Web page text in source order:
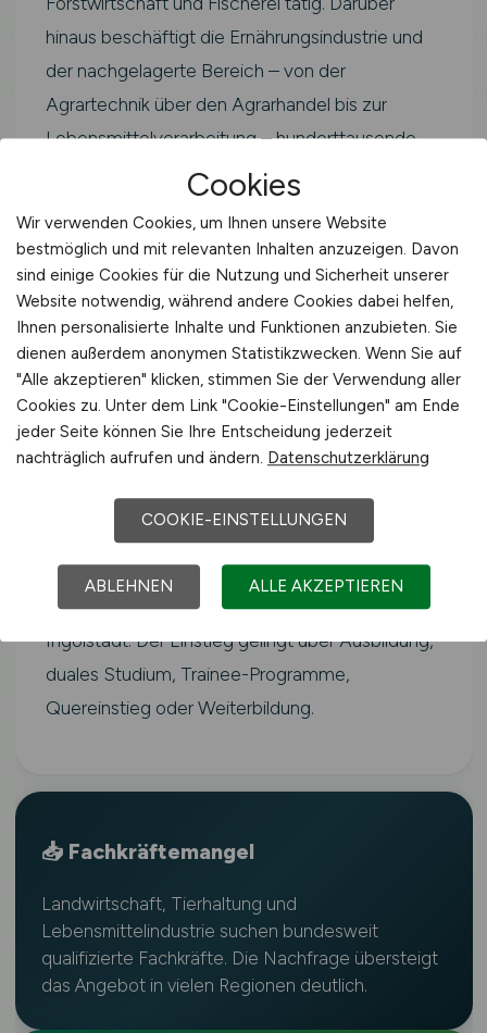
hinaus beschäftigt die Ernährungsindustrie und
der nachgelagerte Bereich – von der
Agrartechnik über den Agrarhandel bis zur
Lebensmittelverarbeitung – hunderttausende
weitere Fachkräfte.
Als Staudengaertner bzw. Staudengaertnerin
arbeitest du im Kernbereich der grünen Branche.
Typische Einsatzfelder sind landwirtschaftliche
Betriebe, Agrarunternehmen,
Genossenschaften, Beratungsdienste,
Verbände sowie Forschungs- und
Prüfinstitutionen in Ingolstadt und der Region in
Bayern.
Der Fachkräftebedarf in der Landwirtschaft ist
laut Bundesagentur für Arbeit
überdurchschnittlich hoch und betrifft alle
Regionen Deutschlands – auch rund um
Ingolstadt. Der Einstieg gelingt über Ausbildung,
duales Studium, Trainee-Programme,
Quereinstieg oder Weiterbildung.
📥 Fachkräftemangel
Landwirtschaft, Tierhaltung und
Lebensmittelindustrie suchen bundesweit
qualifizierte Fachkräfte. Die Nachfrage übersteigt
das Angebot in vielen Regionen deutlich.
Cookies
Wir verwenden Cookies, um Ihnen unsere Website
bestmöglich und mit relevanten Inhalten anzuzeigen. Davon
sind einige Cookies für die Nutzung und Sicherheit unserer
Website notwendig, während andere Cookies dabei helfen,
Ihnen personalisierte Inhalte und Funktionen anzubieten. Sie
dienen außerdem anonymen Statistikzwecken. Wenn Sie auf
"Alle akzeptieren" klicken, stimmen Sie der Verwendung aller
Cookies zu. Unter dem Link "Cookie-Einstellungen" am Ende
jeder Seite können Sie Ihre Entscheidung jederzeit
nachträglich aufrufen und ändern. Datenschutzerklärung
COOKIE-EINSTELLUNGEN
ABLEHNEN ALLE AKZEPTIEREN